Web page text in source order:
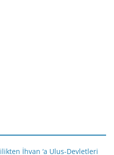
İhvan ‘a Ulus-Devletleri